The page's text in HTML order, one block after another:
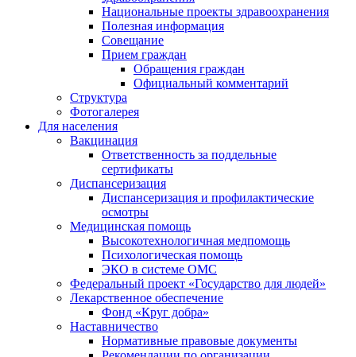
Национальные проекты здравоохранения
Полезная информация
Совещание
Прием граждан
Обращения граждан
Официальный комментарий
Структура
Фотогалерея
Для населения
Вакцинация
Ответственность за поддельные
сертификаты
Диспансеризация
Диспансеризация и профилактические
осмотры
Медицинская помощь
Высокотехнологичная медпомощь
Психологическая помощь
ЭКО в системе ОМС
Федеральный проект «Государство для людей»
Лекарственное обеспечение
Фонд «Круг добра»
Наставничество
Нормативные правовые документы